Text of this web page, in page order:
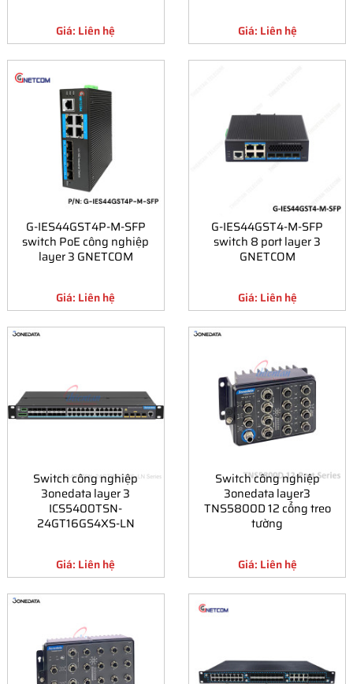
Giá: Liên hệ Giá: Liên hệ
G-IES44GST4P-M-SFP
switch PoE công nghiệp
layer 3 GNETCOM
Giá: Liên hệ
G-IES44GST4-M-SFP
switch 8 port layer 3
GNETCOM
Giá: Liên hệ
Switch công nghiệp
3onedata layer 3
ICS5400TSN-
24GT16GS4XS-LN
Giá: Liên hệ
Switch công nghiệp
3onedata layer3
TNS5800D 12 cổng treo
tường
Giá: Liên hệ